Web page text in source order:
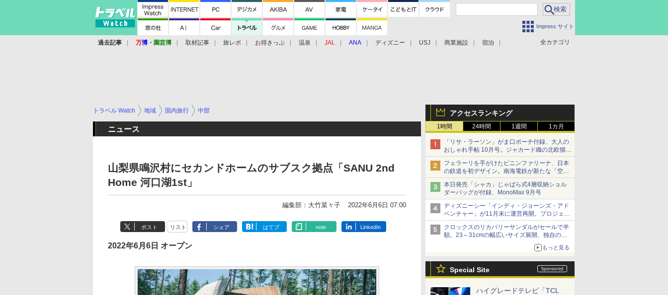
Impress サイト
全カテゴリ
過去記事 万博 ・ 園芸博 取材記事 旅レポ お得きっぷ 温泉 JAL ANA ディズニー USJ 商業施設 宿泊
アクセスランキング
1時間 24時間 1週間 1カ月
「リサ・ラーソン」がま口ポーチ付録、大人の
おしゃれ手帖 10月号。ジャカード織の北欧猫デ
ザイン
フェラーリを手がけたピニンファリーナ、日本
の鉄道を初デザイン。南海電鉄が新たな「空港
特急」をなにわ筋線へ導入
本日発売「シャカ」じゃばら式4層収納ショル
ダーバッグが付録、MonoMax 9月号
ディズニーシー「インディ・ジョーンズ・アド
ベンチャー」が11月末に運営再開。プロジェク
ションマッピングを追加、DPAは1500円
クロックスのリカバリーサンダルがセールで半
額。23～31cmの幅広いサイズ展開、独自のク
もっと見る
Special Site
ハイグレードテレビ「TCL
トラベル Watch 地域 国内旅行 中部
ニュース
山梨県鳴沢村にセカンドホームのサブスク拠点「SANU 2nd
Home 河口湖1st」
編集部：大竹菜々子 2022年6月6日 07:00
ポスト リスト シェア はてブ note LinkedIn
2022年6月6日 オープン